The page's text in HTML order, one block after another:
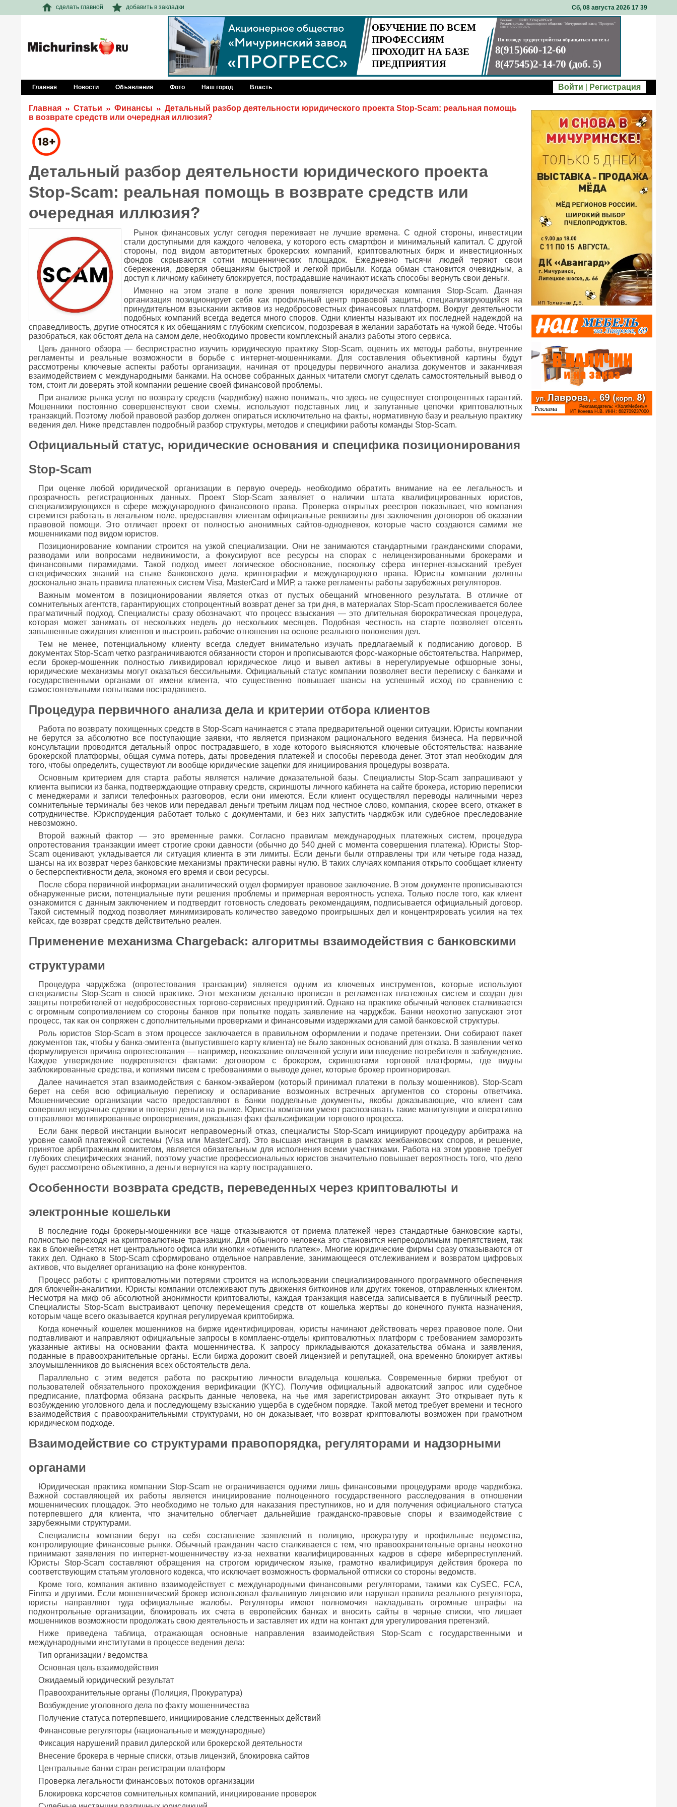
сделать главной добавить в закладки Сб, 08 августа 2026 17 39
Главная Новости Объявления Фото Наш город Власть Войти Регистрация
Главная Статьи Финансы
Детальный разбор деятельности юридического проекта Stop-Scam: реальная помощь
в возврате средств или очередная иллюзия?
Детальный разбор деятельности юридического проекта
Stop-Scam: реальная помощь в возврате средств или
очередная иллюзия?
Рынок финансовых услуг сегодня переживает не лучшие времена. С одной стороны, инвестиции
стали доступными для каждого человека, у которого есть смартфон и минимальный капитал. С другой
стороны, под видом авторитетных брокерских компаний, криптовалютных бирж и инвестиционных
фондов скрываются сотни мошеннических площадок. Ежедневно тысячи людей теряют свои
сбережения, доверяя обещаниям быстрой и легкой прибыли. Когда обман становится очевидным, а
доступ к личному кабинету блокируется, пострадавшие начинают искать способы вернуть свои деньги.
Именно на этом этапе в поле зрения появляется юридическая компания Stop-Scam. Данная
организация позиционирует себя как профильный центр правовой защиты, специализирующийся на
принудительном взыскании активов из недобросовестных финансовых платформ. Вокруг деятельности
подобных компаний всегда ведется много споров. Одни клиенты называют их последней надеждой на
справедливость, другие относятся к их обещаниям с глубоким скепсисом, подозревая в желании заработать на чужой беде. Чтобы
разобраться, как обстоят дела на самом деле, необходимо провести комплексный анализ работы этого сервиса.
Цель данного обзора — беспристрастно изучить юридическую практику Stop-Scam, оценить их методы работы, внутренние
регламенты и реальные возможности в борьбе с интернет-мошенниками. Для составления объективной картины будут
рассмотрены ключевые аспекты работы организации, начиная от процедуры первичного анализа документов и заканчивая
взаимодействием с международными банками. На основе собранных данных читатели смогут сделать самостоятельный вывод о
том, стоит ли доверять этой компании решение своей финансовой проблемы.
При анализе рынка услуг по возврату средств (чарджбэку) важно понимать, что здесь не существует стопроцентных гарантий.
Мошенники постоянно совершенствуют свои схемы, используют подставных лиц и запутанные цепочки криптовалютных
транзакций. Поэтому любой правовой разбор должен опираться исключительно на факты, нормативную базу и реальную практику
ведения дел. Ниже представлен подробный разбор структуры, методов и специфики работы команды Stop-Scam.
Официальный статус, юридические основания и специфика позиционирования
Stop-Scam
При оценке любой юридической организации в первую очередь необходимо обратить внимание на ее легальность и
прозрачность регистрационных данных. Проект Stop-Scam заявляет о наличии штата квалифицированных юристов,
специализирующихся в сфере международного финансового права. Проверка открытых реестров показывает, что компания
стремится работать в легальном поле, предоставляя клиентам официальные реквизиты для заключения договоров об оказании
правовой помощи. Это отличает проект от полностью анонимных сайтов-однодневок, которые часто создаются самими же
мошенниками под видом юристов.
Позиционирование компании строится на узкой специализации. Они не занимаются стандартными гражданскими спорами,
разводами или вопросами недвижимости, а фокусируют все ресурсы на спорах с нелицензированными брокерами и
финансовыми пирамидами. Такой подход имеет логическое обоснование, поскольку сфера интернет-взысканий требует
специфических знаний на стыке банковского дела, криптографии и международного права. Юристы компании должны
досконально знать правила платежных систем Visa, MasterCard и МИР, а также регламенты работы зарубежных регуляторов.
Важным моментом в позиционировании является отказ от пустых обещаний мгновенного результата. В отличие от
сомнительных агентств, гарантирующих стопроцентный возврат денег за три дня, в материалах Stop-Scam прослеживается более
прагматичный подход. Специалисты сразу обозначают, что процесс взыскания — это длительная бюрократическая процедура,
которая может занимать от нескольких недель до нескольких месяцев. Подобная честность на старте позволяет отсеять
завышенные ожидания клиентов и выстроить рабочие отношения на основе реального положения дел.
Тем не менее, потенциальному клиенту всегда следует внимательно изучать предлагаемый к подписанию договор. В
документах Stop-Scam четко разграничиваются обязанности сторон и прописываются форс-мажорные обстоятельства. Например,
если брокер-мошенник полностью ликвидировал юридическое лицо и вывел активы в нерегулируемые офшорные зоны,
юридические механизмы могут оказаться бессильными. Официальный статус компании позволяет вести переписку с банками и
государственными органами от имени клиента, что существенно повышает шансы на успешный исход по сравнению с
самостоятельными попытками пострадавшего.
Процедура первичного анализа дела и критерии отбора клиентов
Работа по возврату похищенных средств в Stop-Scam начинается с этапа предварительной оценки ситуации. Юристы компании
не берутся за абсолютно все поступающие заявки, что является признаком рационального ведения бизнеса. На первичной
консультации проводится детальный опрос пострадавшего, в ходе которого выясняются ключевые обстоятельства: название
брокерской платформы, общая сумма потерь, даты проведения платежей и способы перевода денег. Этот этап необходим для
того, чтобы определить, существуют ли вообще юридические зацепки для инициирования процедуры возврата.
Основным критерием для старта работы является наличие доказательной базы. Специалисты Stop-Scam запрашивают у
клиента выписки из банка, подтверждающие отправку средств, скриншоты личного кабинета на сайте брокера, историю переписки
с менеджерами и записи телефонных разговоров, если они имеются. Если клиент осуществлял переводы наличными через
сомнительные терминалы без чеков или передавал деньги третьим лицам под честное слово, компания, скорее всего, откажет в
сотрудничестве. Юриспруденция работает только с документами, и без них запустить чарджбэк или судебное преследование
невозможно.
Второй важный фактор — это временные рамки. Согласно правилам международных платежных систем, процедура
опротестования транзакции имеет строгие сроки давности (обычно до 540 дней с момента совершения платежа). Юристы Stop-
Scam оценивают, укладывается ли ситуация клиента в эти лимиты. Если деньги были отправлены три или четыре года назад,
шансы на их возврат через банковские механизмы практически равны нулю. В таких случаях компания открыто сообщает клиенту
о бесперспективности дела, экономя его время и свои ресурсы.
После сбора первичной информации аналитический отдел формирует правовое заключение. В этом документе прописываются
обнаруженные риски, потенциальные пути решения проблемы и примерная вероятность успеха. Только после того, как клиент
ознакомится с данным заключением и подтвердит готовность следовать рекомендациям, подписывается официальный договор.
Такой системный подход позволяет минимизировать количество заведомо проигрышных дел и концентрировать усилия на тех
кейсах, где возврат средств действительно реален.
Применение механизма Chargeback: алгоритмы взаимодействия с банковскими
структурами
Процедура чарджбэка (опротестования транзакции) является одним из ключевых инструментов, которые используют
специалисты Stop-Scam в своей практике. Этот механизм детально прописан в регламентах платежных систем и создан для
защиты потребителей от недобросовестных торгово-сервисных предприятий. Однако на практике обычный человек сталкивается
с огромным сопротивлением со стороны банков при попытке подать заявление на чарджбэк. Банки неохотно запускают этот
процесс, так как он сопряжен с дополнительными проверками и финансовыми издержками для самой банковской структуры.
Роль юристов Stop-Scam в этом процессе заключается в правильном оформлении и подаче претензии. Они собирают пакет
документов так, чтобы у банка-эмитента (выпустившего карту клиента) не было законных оснований для отказа. В заявлении четко
формулируется причина опротестования — например, неоказание оплаченной услуги или введение потребителя в заблуждение.
Каждое утверждение подкрепляется фактами: договором с брокером, скриншотами торговой платформы, где видны
заблокированные средства, и копиями писем с требованиями о выводе денег, которые брокер проигнорировал.
Далее начинается этап взаимодействия с банком-эквайером (который принимал платежи в пользу мошенников). Stop-Scam
берет на себя всю официальную переписку и оспаривание возможных встречных аргументов со стороны ответчика.
Мошеннические организации часто предоставляют в банки поддельные документы, якобы доказывающие, что клиент сам
совершил неудачные сделки и потерял деньги на рынке. Юристы компании умеют распознавать такие манипуляции и оперативно
отправляют мотивированные опровержения, доказывая факт фальсификации торгового процесса.
Если банк первой инстанции выносит неправомерный отказ, специалисты Stop-Scam инициируют процедуру арбитража на
уровне самой платежной системы (Visa или MasterCard). Это высшая инстанция в рамках межбанковских споров, и решение,
принятое арбитражным комитетом, является обязательным для исполнения всеми участниками. Работа на этом уровне требует
глубоких специфических знаний, поэтому участие профессиональных юристов значительно повышает вероятность того, что дело
будет рассмотрено объективно, а деньги вернутся на карту пострадавшего.
Особенности возврата средств, переведенных через криптовалюты и
электронные кошельки
В последние годы брокеры-мошенники все чаще отказываются от приема платежей через стандартные банковские карты,
полностью переходя на криптовалютные транзакции. Для обычного человека это становится непреодолимым препятствием, так
как в блокчейн-сетях нет центрального офиса или кнопки «отменить платеж». Многие юридические фирмы сразу отказываются от
таких дел. Однако в Stop-Scam сформировано отдельное направление, занимающееся отслеживанием и возвратом цифровых
активов, что выделяет организацию на фоне конкурентов.
Процесс работы с криптовалютными потерями строится на использовании специализированного программного обеспечения
для блокчейн-аналитики. Юристы компании отслеживают путь движения биткоинов или других токенов, отправленных клиентом.
Несмотря на миф об абсолютной анонимности криптовалюты, каждая транзакция навсегда записывается в публичный реестр.
Специалисты Stop-Scam выстраивают цепочку перемещения средств от кошелька жертвы до конечного пункта назначения,
которым чаще всего оказывается крупная регулируемая криптобиржа.
Когда конечный кошелек мошенников на бирже идентифицирован, юристы начинают действовать через правовое поле. Они
подтавливают и направляют официальные запросы в комплаенс-отделы криптовалютных платформ с требованием заморозить
указанные активы на основании факта мошенничества. К запросу прикладываются доказательства обмана и заявления,
поданные в правоохранительные органы. Если биржа дорожит своей лицензией и репутацией, она временно блокирует активы
злоумышленников до выяснения всех обстоятельств дела.
Параллельно с этим ведется работа по раскрытию личности владельца кошелька. Современные биржи требуют от
пользователей обязательного прохождения верификации (KYC). Получив официальный адвокатский запрос или судебное
предписание, платформа обязана раскрыть данные человека, на чье имя зарегистрирован аккаунт. Это открывает путь к
возбуждению уголовного дела и последующему взысканию ущерба в судебном порядке. Такой метод требует времени и тесного
взаимодействия с правоохранительными структурами, но он доказывает, что возврат криптовалюты возможен при грамотном
юридическом подходе.
Взаимодействие со структурами правопорядка, регуляторами и надзорными
органами
Юридическая практика компании Stop-Scam не ограничивается одними лишь финансовыми процедурами вроде чарджбэка.
Важной составляющей их работы является инициирование полноценного государственного расследования в отношении
мошеннических площадок. Это необходимо не только для наказания преступников, но и для получения официального статуса
потерпевшего для клиента, что значительно облегчает дальнейшие гражданско-правовые споры и взаимодействие с
зарубежными структурами.
Специалисты компании берут на себя составление заявлений в полицию, прокуратуру и профильные ведомства,
контролирующие финансовые рынки. Обычный гражданин часто сталкивается с тем, что правоохранительные органы неохотно
принимают заявления по интернет-мошенничеству из-за нехватки квалифицированных кадров в сфере киберпреступлений.
Юристы Stop-Scam составляют обращения на строгом юридическом языке, грамотно квалифицируя действия брокера по
соответствующим статьям уголовного кодекса, что исключает возможность формальной отписки со стороны ведомств.
Кроме того, компания активно взаимодействует с международными финансовыми регуляторами, такими как CySEC, FCA,
Finma и другими. Если мошеннический брокер использовал фальшивую лицензию или нарушал правила реального регулятора,
юристы направляют туда официальные жалобы. Регуляторы имеют полномочия накладывать огромные штрафы на
подконтрольные организации, блокировать их счета в европейских банках и вносить сайты в черные списки, что лишает
мошенников возможности продолжать свою деятельность и заставляет их идти на контакт для урегулирования претензий.
Ниже приведена таблица, отражающая основные направления взаимодействия Stop-Scam с государственными и
международными институтами в процессе ведения дела:
Тип организации / ведомства
Основная цель взаимодействия
Ожидаемый юридический результат
Правоохранительные органы (Полиция, Прокуратура)
Возбуждение уголовного дела по факту мошенничества
Получение статуса потерпевшего, инициирование следственных действий
Финансовые регуляторы (национальные и международные)
Фиксация нарушений правил дилерской или брокерской деятельности
Внесение брокера в черные списки, отзыв лицензий, блокировка сайтов
Центральные банки стран регистрации платформ
Проверка легальности финансовых потоков организации
Блокировка корсчетов сомнительных компаний, инициирование проверок